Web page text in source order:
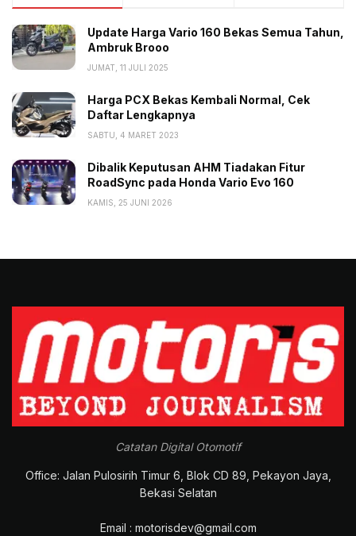
Update Harga Vario 160 Bekas Semua Tahun,
Ambruk Brooo
JUMAT, 11 JULI 2025
Harga PCX Bekas Kembali Normal, Cek
Daftar Lengkapnya
SABTU, 4 MARET 2023
Dibalik Keputusan AHM Tiadakan Fitur
RoadSync pada Honda Vario Evo 160
KAMIS, 25 JUNI 2026
Catatan Digital Otomotif
Office: Jalan Pulosirih Timur 6, Blok CD 89, Pekayon Jaya,
Bekasi Selatan
Email : motorisdev@gmail.com